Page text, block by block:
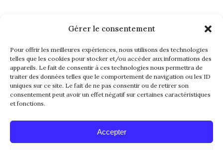
Gérer le consentement
Pour offrir les meilleures expériences, nous utilisons des technologies
telles que les cookies pour stocker et/ou accéder aux informations des
appareils. Le fait de consentir à ces technologies nous permettra de
traiter des données telles que le comportement de navigation ou les ID
uniques sur ce site. Le fait de ne pas consentir ou de retirer son
consentement peut avoir un effet négatif sur certaines caractéristiques
et fonctions.
AccepterAlternative: